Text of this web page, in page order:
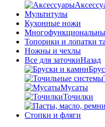
Мультитулы
Кухонные ножи
Топорики и лопатки
Ножны и чехлы
Все для заточкиНазад
Мусаты
Точилки
Стопки и фляги